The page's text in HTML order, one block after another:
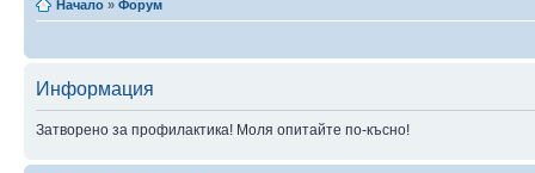
Начало » Форум
Информация
Затворено за профилактика! Моля опитайте по-късно!